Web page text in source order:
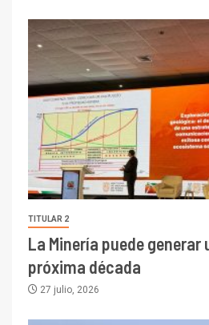
TITULAR 2
La Minería puede generar
próxima década
27 julio, 2026